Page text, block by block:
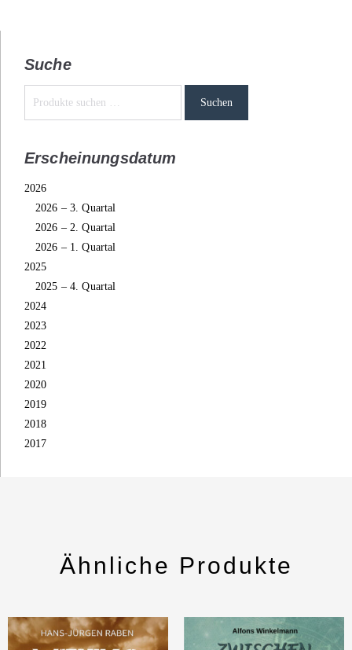
Suche
Suchen
Erscheinungsdatum
2026
2026 – 3. Quartal
2026 – 2. Quartal
2026 – 1. Quartal
2025
2025 – 4. Quartal
2024
2023
2022
2021
2020
2019
2018
2017
Ähnliche Produkte